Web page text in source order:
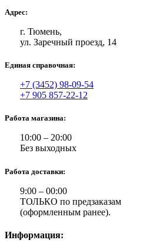
Адрес:
г. Тюмень,
ул. Заречный проезд, 14
Единая справочная:
+7 (3452) 98-09-54
+7 905 857-22-12
Работа магазина:
10:00 – 20:00
Без выходных
Работа доставки:
9:00 – 00:00
ТОЛЬКО по предзаказам
(оформленным ранее).
Информация: